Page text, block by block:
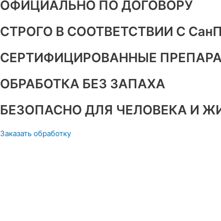
ОФИЦИАЛЬНО ПО ДОГОВОРУ
СТРОГО В СООТВЕТСТВИИ С
СЕРТИФИЦИРОВАННЫЕ
ОБРАБОТКА БЕЗ ЗАПАХА
БЕЗОПАСНО ДЛЯ ЧЕЛОВЕКА И
Заказать обработку